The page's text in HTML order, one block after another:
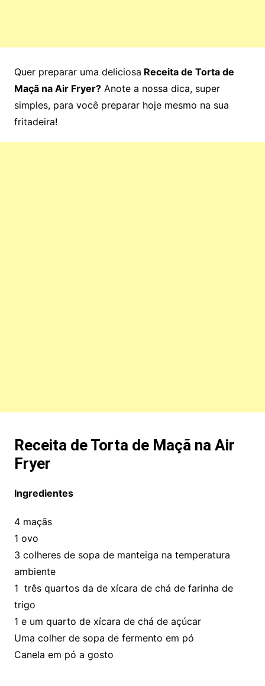
Quer preparar uma deliciosa Receita de Torta de
Maçã na Air Fryer?Anote a nossa dica, super
simples, para você preparar hoje mesmo na sua
fritadeira!
Receita de Torta de Maçã na Air
Fryer
Ingredientes
4 maçãs
1 ovo
3 colheres de sopa de manteiga na temperatura
ambiente
1 três quartos da de xícara de chá de farinha de
trigo
1 e um quarto de xícara de chá de açúcar
Uma colher de sopa de fermento em pó
Canela em pó a gosto